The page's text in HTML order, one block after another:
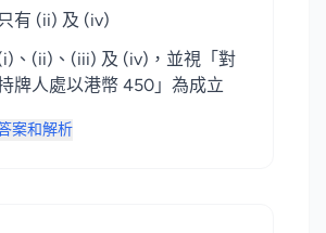
只有 (ii) 及 (iv)
、(ii)、(iii) 及 (iv)，並視「對
牌人處以港幣 450」為成立
案和解析